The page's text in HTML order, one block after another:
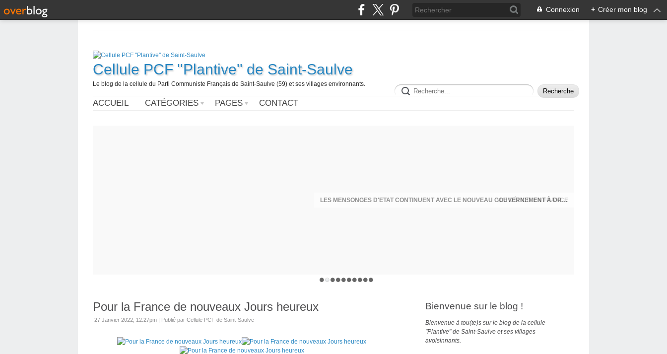
Connexion + Créer mon blog
Cellule PCF ''Plantive'' de Saint-Saulve
Le blog de la cellule du Parti Communiste Français de Saint-Saulve (59) et ses villages environnants.
ACCUEIL CATÉGORIES PAGES CONTACT
LES MENSONGES D'ETAT CONTINUENT AVEC LE NOUVEAU GOUVERNEMENT À DROITE TOUTE MACRON/BARNIER!
Pour la France de nouveaux Jours heureux
27 Janvier 2022, 12:27pm | Publié par Cellule PCF de Saint-Saulve
Bienvenue sur le blog !
Bienvenue à tou(te)s sur le blog de la cellule
"Plantive" de Saint-Saulve et ses villages
avoisinnants.